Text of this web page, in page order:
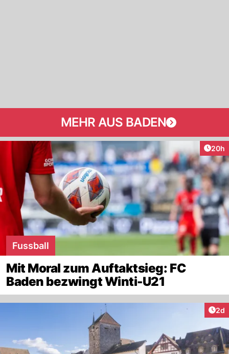
MEHR AUS BADEN
20h
Fussball
Mit Moral zum Auftaktsieg: FC
Baden bezwingt Winti-U21
2d